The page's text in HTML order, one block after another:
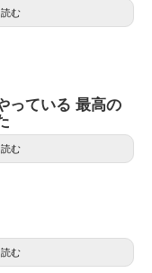
む
っている 最高の
む
む